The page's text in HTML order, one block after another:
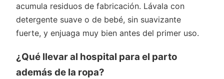
acumula residuos de fabricación. Lávala con
detergente suave o de bebé, sin suavizante
fuerte, y enjuaga muy bien antes del primer uso.
¿Qué llevar al hospital para el parto
además de la ropa?